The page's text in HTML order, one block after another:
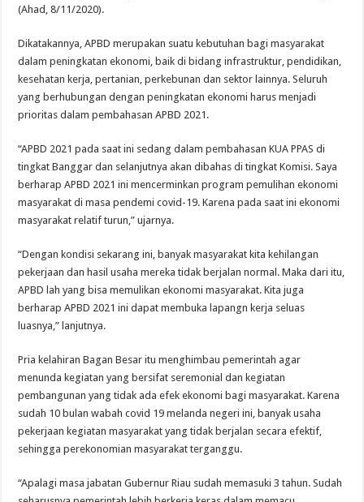
(Ahad, 8/11/2020).
Dikatakannya, APBD merupakan suatu kebutuhan bagi masyarakat
dalam peningkatan ekonomi, baik di bidang infrastruktur, pendidikan,
kesehatan kerja, pertanian, perkebunan dan sektor lainnya. Seluruh
yang berhubungan dengan peningkatan ekonomi harus menjadi
prioritas dalam pembahasan APBD 2021.
“APBD 2021 pada saat ini sedang dalam pembahasan KUA PPAS di
tingkat Banggar dan selanjutnya akan dibahas di tingkat Komisi. Saya
berharap APBD 2021 ini mencerminkan program pemulihan ekonomi
masyarakat di masa pendemi covid-19. Karena pada saat ini ekonomi
masyarakat relatif turun,” ujarnya.
“Dengan kondisi sekarang ini, banyak masyarakat kita kehilangan
pekerjaan dan hasil usaha mereka tidak berjalan normal. Maka dari itu,
APBD lah yang bisa memulikan ekonomi masyarakat. Kita juga
berharap APBD 2021 ini dapat membuka lapangn kerja seluas
luasnya,” lanjutnya.
Pria kelahiran Bagan Besar itu menghimbau pemerintah agar
menunda kegiatan yang bersifat seremonial dan kegiatan
pembangunan yang tidak ada efek ekonomi bagi masyarakat. Karena
sudah 10 bulan wabah covid 19 melanda negeri ini, banyak usaha
pekerjaan kegiatan masyarakat yang tidak berjalan secara efektif,
sehingga perekonomian masyarakat terganggu.
“Apalagi masa jabatan Gubernur Riau sudah memasuki 3 tahun. Sudah